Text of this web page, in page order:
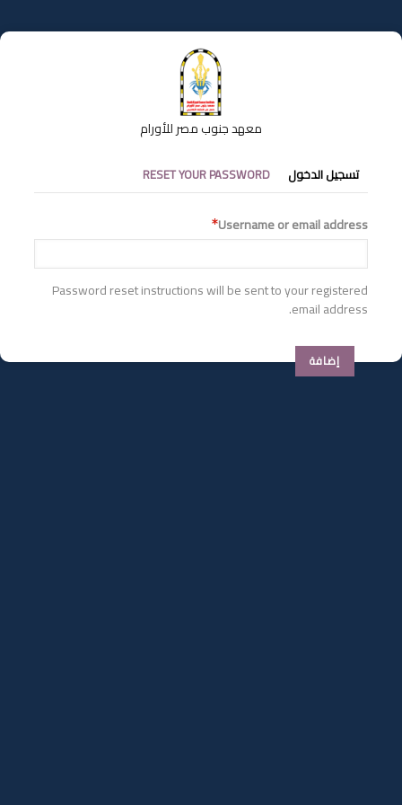
إلى
المحتوى
معهد جنوب مصر للأورام
التبويبات
الأساسية
تسجيل الدخول RESET YOUR PASSWORD
Username or email address
Password reset instructions will be sent to your registered
email address.